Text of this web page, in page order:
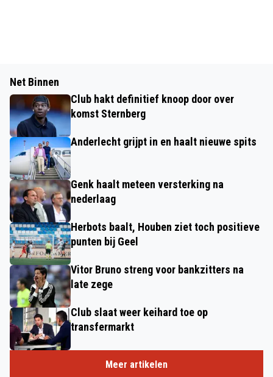
Net Binnen
Club hakt definitief knoop door over
komst Sternberg
Anderlecht grijpt in en haalt nieuwe spits
Genk haalt meteen versterking na
nederlaag
Herbots baalt, Houben ziet toch positieve
punten bij Geel
Vitor Bruno streng voor bankzitters na
late zege
Club slaat weer keihard toe op
transfermarkt
Meer artikelen